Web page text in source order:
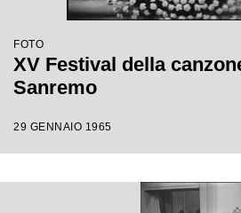
FOTO
XV Festival della
Sanremo
29 GENNAIO 1965